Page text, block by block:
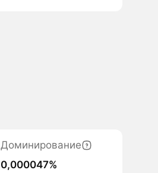
Доминирование
0,000047%